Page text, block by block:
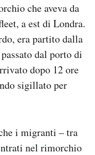
che aveva da
a est di Londra.
era partito dalla
dal porto di
dopo 12 ore
sigillato per
i migranti – tra
nel rimorchio